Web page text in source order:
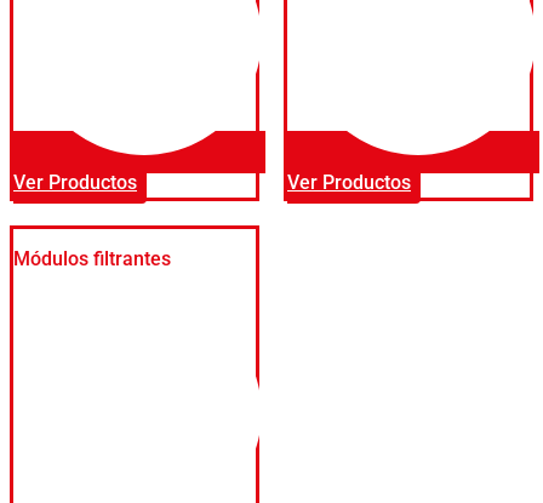
Ver Productos Ver Productos
Módulos filtrantes